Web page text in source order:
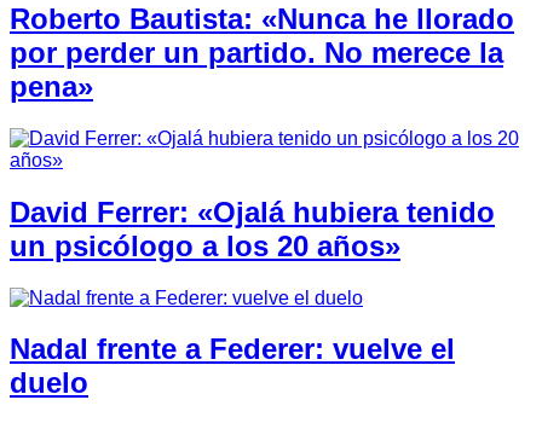
Roberto Bautista: «Nunca he llorado
por perder un partido. No merece la
pena»
David Ferrer: «Ojalá hubiera tenido
un psicólogo a los 20 años»
Nadal frente a Federer: vuelve el
duelo